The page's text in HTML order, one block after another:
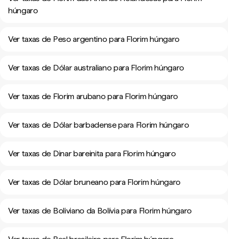
húngaro
Ver taxas de Peso argentino para Florim húngaro
Ver taxas de Dólar australiano para Florim húngaro
Ver taxas de Florim arubano para Florim húngaro
Ver taxas de Dólar barbadense para Florim húngaro
Ver taxas de Dinar bareinita para Florim húngaro
Ver taxas de Dólar bruneano para Florim húngaro
Ver taxas de Boliviano da Bolívia para Florim húngaro